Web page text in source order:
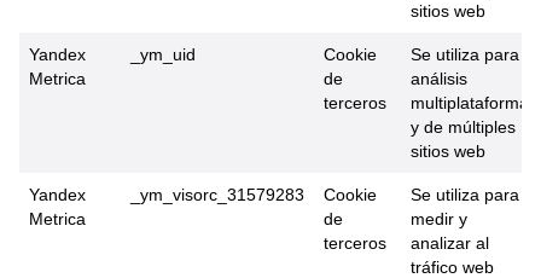
sitios web
Yandex
Metrica
_ym_uid
Cookie
de
terceros
Se utiliza para
análisis
multiplataforma
y de múltiples
sitios web
Yandex
Metrica
_ym_visorc_31579283
Cookie
de
terceros
Se utiliza para
medir y
analizar al
tráfico web